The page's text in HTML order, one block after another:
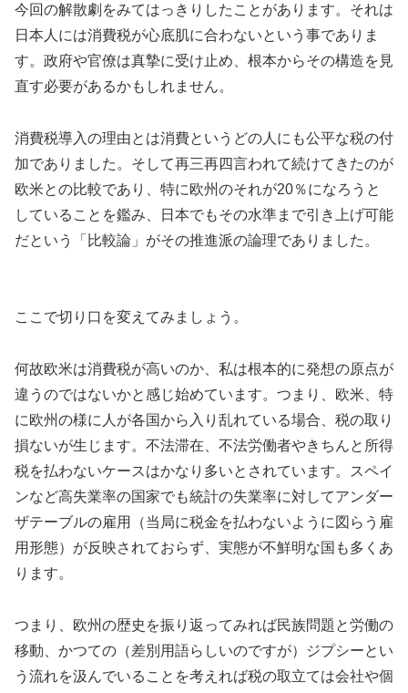
今回の解散劇をみてはっきりしたことがあります。それは
日本人には消費税が心底肌に合わないという事でありま
す。政府や官僚は真摯に受け止め、根本からその構造を見
直す必要があるかもしれません。
消費税導入の理由とは消費というどの人にも公平な税の付
加でありました。そして再三再四言われて続けてきたのが
欧米との比較であり、特に欧州のそれが20％になろうと
していることを鑑み、日本でもその水準まで引き上げ可能
だという「比較論」がその推進派の論理でありました。
ここで切り口を変えてみましょう。
何故欧米は消費税が高いのか、私は根本的に発想の原点が
違うのではないかと感じ始めています。つまり、欧米、特
に欧州の様に人が各国から入り乱れている場合、税の取り
損ないが生じます。不法滞在、不法労働者やきちんと所得
税を払わないケースはかなり多いとされています。スペイ
ンなど高失業率の国家でも統計の失業率に対してアンダー
ザテーブルの雇用（当局に税金を払わないように図らう雇
用形態）が反映されておらず、実態が不鮮明な国も多くあ
ります。
つまり、欧州の歴史を振り返ってみれば民族問題と労働の
移動、かつての（差別用語らしいのですが）ジプシーとい
う流れを汲んでいることを考えれば税の取立ては会社や個